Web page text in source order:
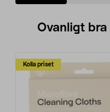
Ovanligt
Kolla priset